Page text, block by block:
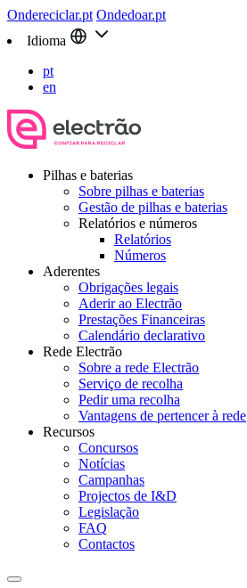
Ondereciclar.pt Ondedoar.pt
Idioma
pt
en
Pilhas e baterias
Sobre pilhas e baterias
Gestão de pilhas e baterias
Relatórios e números
Relatórios
Números
Aderentes
Obrigações legais
Aderir ao Electrão
Prestações Financeiras
Calendário declarativo
Rede Electrão
Sobre a rede Electrão
Serviço de recolha
Pedir uma recolha
Vantagens de pertencer à rede
Recursos
Concursos
Notícias
Campanhas
Projectos de I&D
Legislação
FAQ
Contactos